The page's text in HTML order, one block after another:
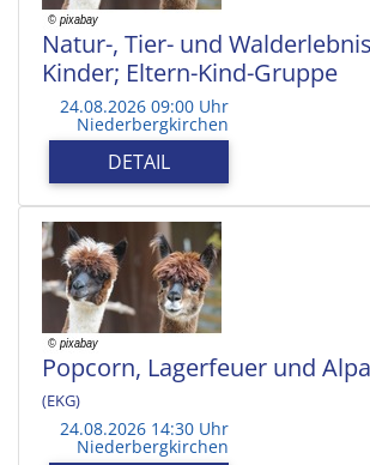
Natur-, Tier- und
Kinder; Eltern-Kind-Gruppe
24.08.2026 09:00 Uhr
Niederbergkirchen
DETAIL
Popcorn, Lagerfeuer und
(EKG)
24.08.2026 14:30 Uhr
Niederbergkirchen